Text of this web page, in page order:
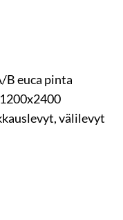
B euca pinta
välilevyt